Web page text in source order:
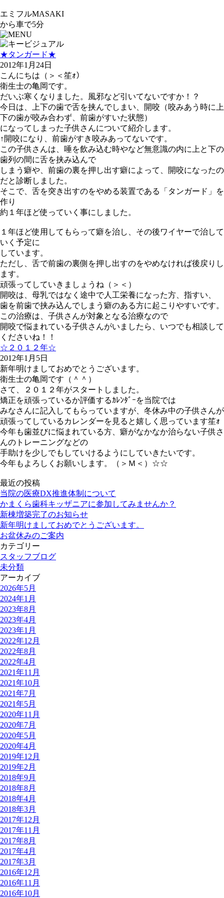
エミフルMASAKI
から車で5分
★タンガード★
2012年1月24日
こんにちは（＞＜笙ｫ）
衛生士の亀岡です。
だいぶ寒くなりました。風邪など引いてないですか！？
今日は、上下の歯で舌を挟んでしまい、開咬（咬みあう時に上
下の歯が咬み合わず、前歯がすいた状態）
になってしまった子供さんについて紹介します。
↑開咬になり、前歯がすき咬みあってないです。
この子供さんは、唾を飲み込む時やなど無意識の内に上と下の
歯列の間に舌を挟み込んで
しまう癖や、前歯の裏を押し出す癖によって、開咬になったの
だと診断しました。
そこで、舌を突き出すのをやめる装置である「タンガード」を
作り
約１年ほど使っていく事にしました。
１年ほど使用してもらって癖を治し、その後ワイヤーで治して
いく予定に
しています。
ただし、舌で前歯の裏側を押し出すのをやめなければ後戻りし
ます。
頑張ってしていきましょうね（＞＜）
開咬は、母乳ではなく途中で人工栄養になった方、指すい、
歯を前歯で挟み込んでしまう癖のある方に起こりやすいです。
この治療は、子供さんが対象となる治療なので
開咬で悩まれている子供さんがいましたら、いつでも相談して
くださいね！！
☆２０１２年☆
2012年1月5日
新年明けましておめでとうございます。
衛生士の亀岡です（＾＾）
さて、２０１２年がスタートしました。
矯正を頑張っているか評価するｶﾚﾝﾀﾞｰを当院では
みなさんに記入してもらっていますが、冬休み中の子供さんが
頑張ってしているカレンダーを見ると嬉しく思っています笙ｫ
今年も歯並びに悩まれている方、癖がなかなか治らない子供さ
んのトレーニングなどの
手助けを少しでもしていけるようにしていきたいです。
今年もよろしくお願いします。（＞Ｍ＜）☆☆
最近の投稿
当院の医療DX推進体制について
かまくら歯科キッザニアに参加してみませんか？
新棟増築完了のお知らせ
新年明けましておめでとうございます。
お盆休みのご案内
カテゴリー
スタッフブログ
未分類
アーカイブ
2026年5月
2024年1月
2023年8月
2023年4月
2023年1月
2022年12月
2022年8月
2022年4月
2021年11月
2021年10月
2021年7月
2021年5月
2020年11月
2020年7月
2020年5月
2020年4月
2019年12月
2019年2月
2018年9月
2018年8月
2018年4月
2018年3月
2017年12月
2017年11月
2017年8月
2017年4月
2017年3月
2016年12月
2016年11月
2016年10月